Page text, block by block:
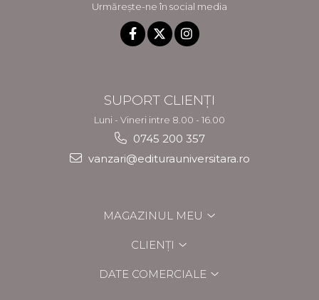
Urmărește-ne în social media
SUPORT CLIENȚI
Luni - Vineri intre 8.00 - 16.00
0745 200 357
vanzari@editurauniversitara.ro
MAGAZINUL MEU
CLIENȚI
DATE COMERCIALE